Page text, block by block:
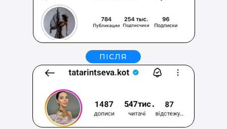
ПІСЛЯ